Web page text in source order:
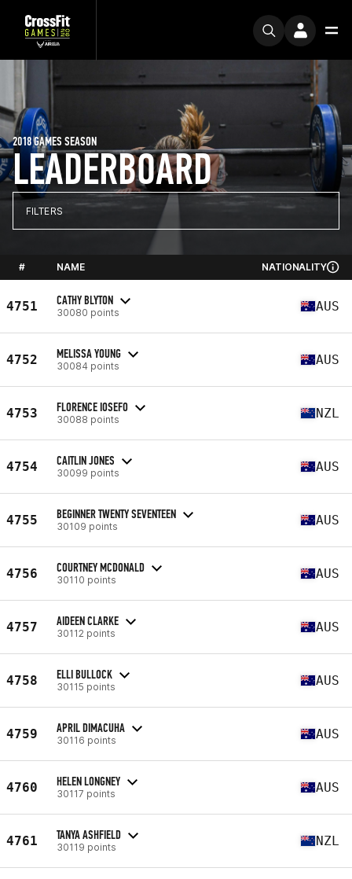
LEADERBOARD
2018 GAMES SEASON
FILTERS
# NAME NATIONALITY
4751 CATHY BLYTON
30080 points AUS
4752 MELISSA YOUNG
30084 points AUS
4753 FLORENCE IOSEFO
30088 points NZL
4754 CAITLIN JONES
30099 points AUS
4755 BEGINNER TWENTY SEVENTEEN
30109 points AUS
4756 COURTNEY MCDONALD
30110 points AUS
4757 AIDEEN CLARKE
30112 points AUS
4758 ELLI BULLOCK
30115 points AUS
4759 APRIL DIMACUHA
30116 points AUS
4760 HELEN LONGNEY
30117 points AUS
4761 TANYA ASHFIELD
30119 points NZL